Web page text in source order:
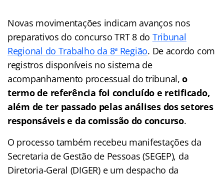
Novas movimentações indicam avanços nos
preparativos do concurso TRT 8 do Tribunal
Regional do Trabalho da 8ª Região. De acordo com
registros disponíveis no sistema de
acompanhamento processual do tribunal,o
termo de referência foi concluído e retificado,
além de ter passado pelas análises dos setores
responsáveis e da comissão do concurso.
O processo também recebeu manifestações da
Secretaria de Gestão de Pessoas (SEGEP), da
Diretoria-Geral (DIGER) e um despacho da